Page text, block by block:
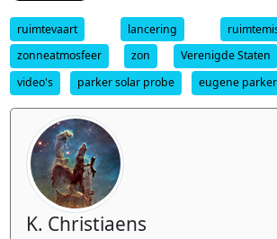
ruimtevaart lancering
zonneatmosfeer
zon Verenigde Staten
video's
parker solar probe eugene parker
K. Christiaens